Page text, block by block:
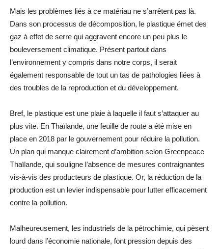
Mais les problèmes liés à ce matériau ne s’arrêtent pas là.
Dans son processus de décomposition, le plastique émet des
gaz à effet de serre qui aggravent encore un peu plus le
bouleversement climatique. Présent partout dans
l’environnement y compris dans notre corps, il serait
également responsable de tout un tas de pathologies liées à
des troubles de la reproduction et du développement.
Bref, le plastique est une plaie à laquelle il faut s’attaquer au
plus vite. En Thaïlande, une feuille de route a été mise en
place en 2018 par le gouvernement pour réduire la pollution.
Un plan qui manque clairement d’ambition selon Greenpeace
Thaïlande, qui souligne l’absence de mesures contraignantes
vis-à-vis des producteurs de plastique. Or, la réduction de la
production est un levier indispensable pour lutter efficacement
contre la pollution.
Malheureusement, les industriels de la pétrochimie, qui pèsent
lourd dans l’économie nationale, font pression depuis des